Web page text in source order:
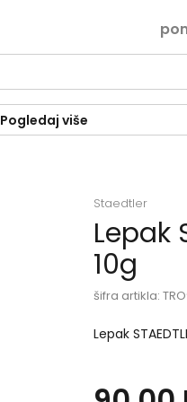
Pogledaj više
Staedtler
Lepak
10g
šifra artikla:
Lepak